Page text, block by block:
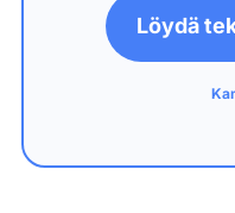
Löydä